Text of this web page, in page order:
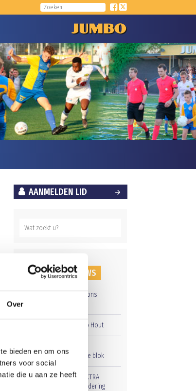
Over
bieden en om ons
voor social
die u aan ze heeft
AANMELDEN LID
RECENT NIEUWS
Groot onderhoud op ons
Overwinning op Mierlo Hout
oefenwedstrijd tweede blok
Uitnodiging voor de EXTRA
Algemene Ledenvergadering